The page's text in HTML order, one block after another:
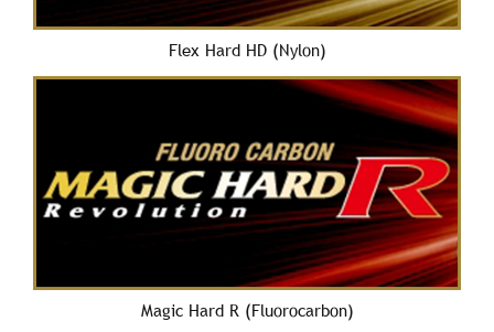
Flex Hard HD (Nylon)
Magic Hard R (Fluorocarbon)